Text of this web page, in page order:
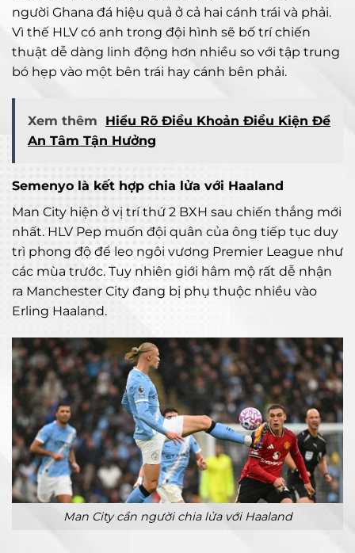
người Ghana đá hiệu quả ở cả hai cánh trái và phải.
Vì thế HLV có anh trong đội hình sẽ bố trí chiến
thuật dễ dàng linh động hơn nhiều so với tập trung
bó hẹp vào một bên trái hay cánh bên phải.
Xem thêm
Hiểu Rõ Điều Khoản Điều Kiện Để
An Tâm Tận Hưởng
Semenyo là kết hợp chia lửa với Haaland
Man City hiện ở vị trí thứ 2 BXH sau chiến thắng mới
nhất. HLV Pep muốn đội quân của ông tiếp tục duy
trì phong độ để leo ngôi vương Premier League như
các mùa trước. Tuy nhiên giới hâm mộ rất dễ nhận
ra Manchester City đang bị phụ thuộc nhiều vào
Erling Haaland.
Man City cần người chia lửa với Haaland